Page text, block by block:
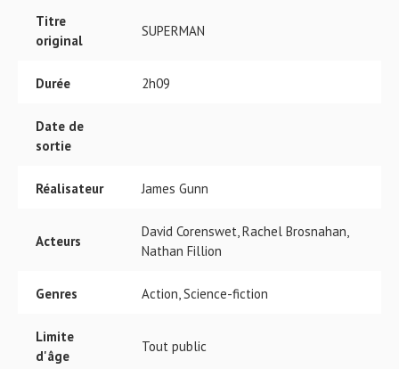
Titre
original
SUPERMAN
Durée 2h09
Date de
sortie
Réalisateur James Gunn
Acteurs
David Corenswet, Rachel Brosnahan,
Nathan Fillion
Genres Action, Science-fiction
Limite
d'âge
Tout public